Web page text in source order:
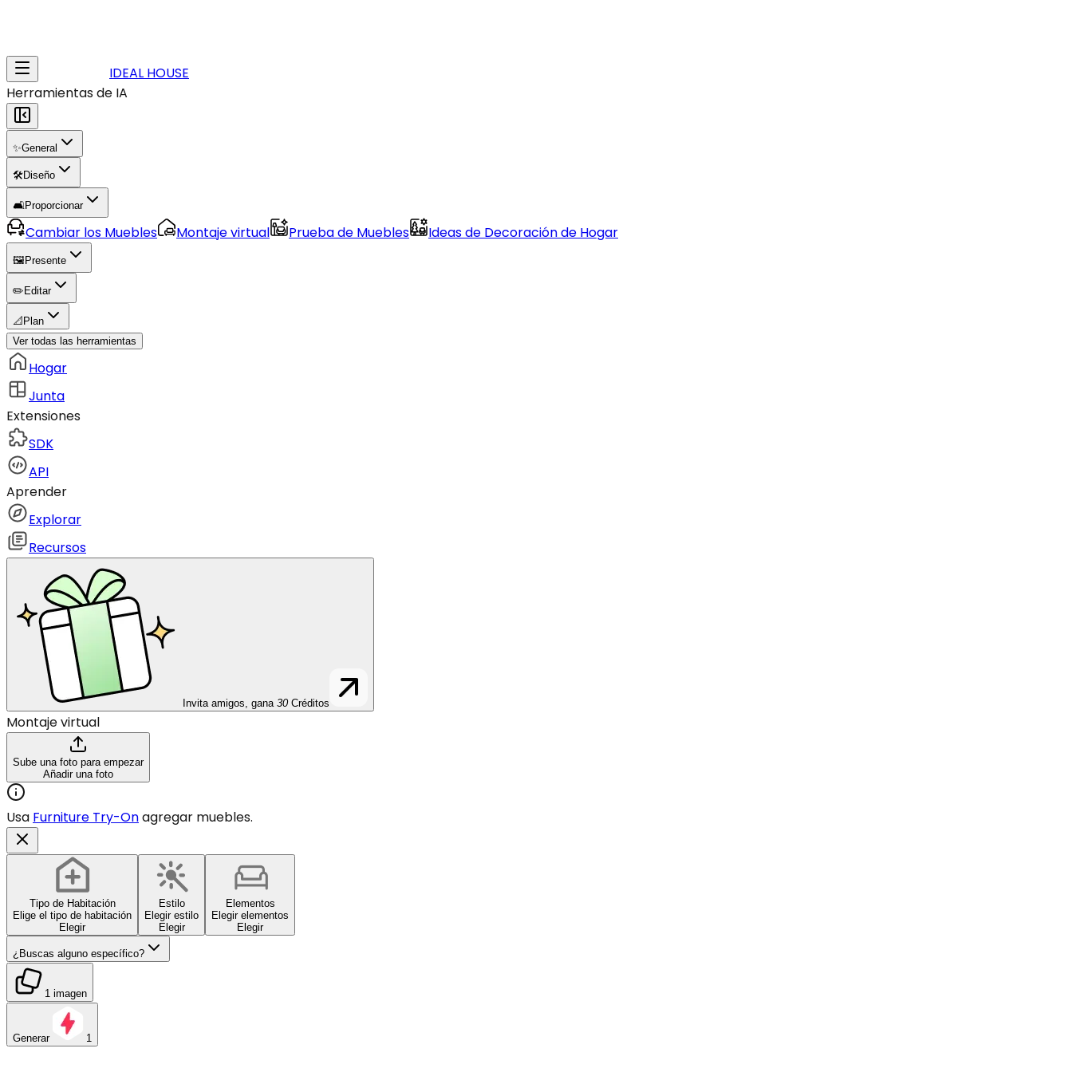
IDEAL HOUSE
Herramientas de IA
✨General
🛠️Diseño
🛋️Proporcionar
Cambiar los Muebles Montaje virtual Prueba de Muebles Ideas de Decoración de Hogar
🖼️ Presente
✏️ Editar
📐 Plan
Ver todas las herramientas
Hogar
Junta
Extensiones
SDK
API
Aprender
Explorar
Recursos
Invita amigos, gana 30 Créditos
Montaje virtual
Sube una foto para empezar
Añadir una foto
Usa Furniture Try-Onagregar muebles.
Tipo de Habitación
Elige el tipo de habitación
Elegir
Estilo
Elegir estilo
Elegir
Elementos
Elegir elementos
Elegir
¿Buscas alguno específico?
1 imagen
Generar 1